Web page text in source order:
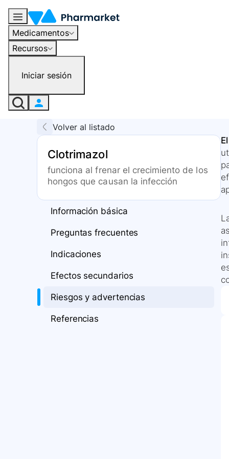
Medicamentos
Recursos
Iniciar sesión
Volver al listado
Clotrimazol
funciona al frenar el crecimiento de los
hongos que causan la infección
Información básica
Preguntas frecuentes
Indicaciones
Efectos secundarios
Riesgos y advertencias
Referencias